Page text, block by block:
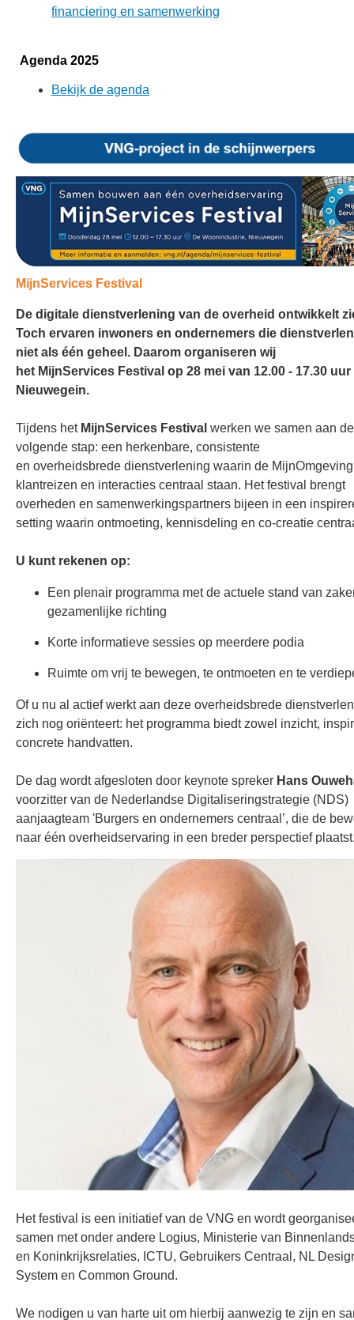
financiering en samenwerking
Agenda 2025
Bekijk de agenda
MijnServices Festival
De digitale dienstverlening van de overheid ontwikkelt
Toch ervaren inwoners en ondernemers die
niet als één geheel. Daarom organiseren wij
het MijnServices Festival op 28 mei van 12.00 - 17.30 uur
Nieuwegein.
Tijdens het MijnServices Festival werken we samen aan de
volgende stap: een herkenbare, consistente
en overheidsbrede dienstverlening waarin de
klantreizen en interacties centraal staan. Het festival brengt
overheden en samenwerkingspartners bijeen in een
setting waarin ontmoeting, kennisdeling en co-creatie
U kunt rekenen op:
Een plenair programma met de actuele stand van
gezamenlijke richting
Korte informatieve sessies op meerdere podia
Ruimte om vrij te bewegen, te ontmoeten en te
Of u nu al actief werkt aan deze overheidsbrede
zich nog oriënteert: het programma biedt zowel inzicht,
concrete handvatten.
De dag wordt afgesloten door keynote spreker Hans
voorzitter van de Nederlandse Digitaliseringstrategie (NDS)
aanjaagteam 'Burgers en ondernemers centraal’, die de
naar één overheidservaring in een breder perspectief
Het festival is een initiatief van de VNG en wordt
samen met onder andere Logius, Ministerie van
en Koninkrijksrelaties, ICTU, Gebruikers Centraal, NL
System en Common Ground.
We nodigen u van harte uit om hierbij aanwezig te zijn en